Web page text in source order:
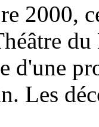
2000,
d'une
Les